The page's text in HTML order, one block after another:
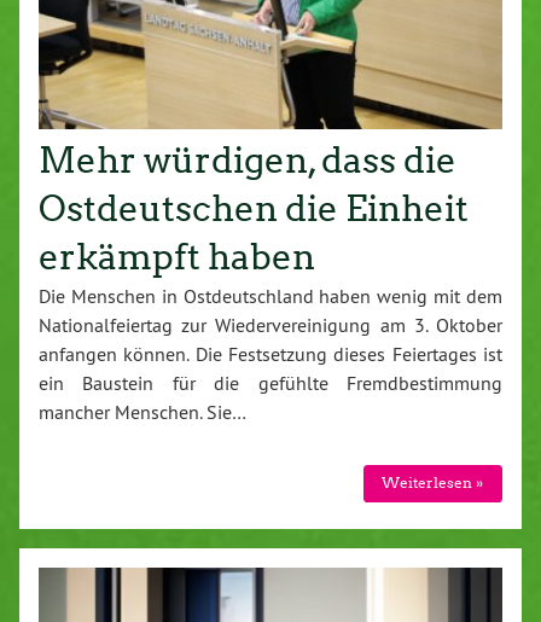
Mehr würdigen, dass die
Ostdeutschen die Einheit
erkämpft haben
Die Menschen in Ostdeutschland haben wenig mit dem
Nationalfeiertag zur Wiedervereinigung am 3. Oktober
anfangen können. Die Festsetzung dieses Feiertages ist
ein Baustein für die gefühlte Fremdbestimmung
mancher Menschen. Sie…
Weiterlesen »